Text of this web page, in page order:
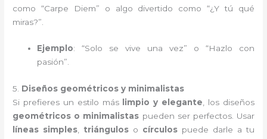
como “Carpe Diem” o algo divertido como “¿Y tú qué
miras?”.
Ejemplo: “Solo se vive una vez” o “Hazlo con
pasión”.
5. Diseños geométricos y minimalistas
Si prefieres un estilo más
limpio y elegante, los diseños
geométricos o minimalistas pueden ser perfectos. Usar
líneas simples, triángulos o círculos puede darle a tu